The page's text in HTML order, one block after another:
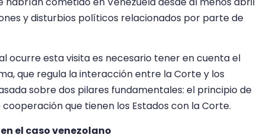
y disturbios políticos relacionados por parte de
ocurre esta visita es necesario tener en cuenta el
que regula la interacción entre la Corte y los
sobre dos pilares fundamentales: el principio de
que tienen los Estados con la Corte.
el caso venezolano